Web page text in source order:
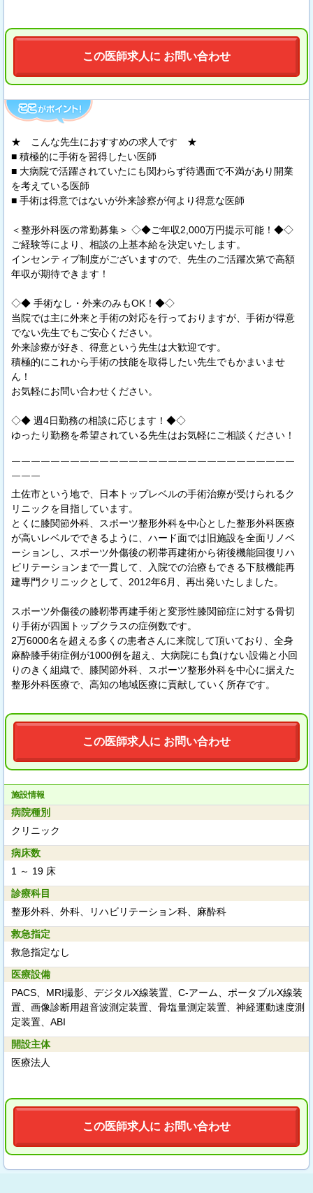
この医師求人に お問い合わせ
★ こんな先生におすすめの求人です ★
■ 積極的に手術を習得したい医師
■ 大病院で活躍されていたにも関わらず待遇面で不満があり開業
を考えている医師
■ 手術は得意ではないが外来診察が何より得意な医師
＜整形外科医の常勤募集＞ ◇◆ご年収2,000万円提示可能！◆◇
ご経験等により、相談の上基本給を決定いたします。
インセンティブ制度がございますので、先生のご活躍次第で高額
年収が期待できます！
◇◆ 手術なし・外来のみもOK！◆◇
当院では主に外来と手術の対応を行っておりますが、手術が得意
でない先生でもご安心ください。
外来診療が好き、得意という先生は大歓迎です。
積極的にこれから手術の技能を取得したい先生でもかまいませ
ん！
お気軽にお問い合わせください。
◇◆ 週4日勤務の相談に応じます！◆◇
ゆったり勤務を希望されている先生はお気軽にご相談ください！
￣￣￣￣￣￣￣￣￣￣￣￣￣￣￣￣￣￣￣￣￣￣￣￣￣￣￣￣￣
￣￣￣
土佐市という地で、日本トップレベルの手術治療が受けられるク
リニックを目指しています。
とくに膝関節外科、スポーツ整形外科を中心とした整形外科医療
が高いレベルでできるように、ハード面では旧施設を全面リノベ
ーションし、スポーツ外傷後の靭帯再建術から術後機能回復リハ
ビリテーションまで一貫して、入院での治療もできる下肢機能再
建専門クリニックとして、2012年6月、再出発いたしました。
スポーツ外傷後の膝靭帯再建手術と変形性膝関節症に対する骨切
り手術が四国トップクラスの症例数です。
2万6000名を超える多くの患者さんに来院して頂いており、全身
麻酔膝手術症例が1000例を超え、大病院にも負けない設備と小回
りのきく組織で、膝関節外科、スポーツ整形外科を中心に据えた
整形外科医療で、高知の地域医療に貢献していく所存です。
この医師求人に お問い合わせ
施設情報
病院種別
クリニック
病床数
1 ～ 19 床
診療科目
整形外科、外科、リハビリテーション科、麻酔科
救急指定
救急指定なし
医療設備
PACS、MRI撮影、デジタルX線装置、C-アーム、ポータブルX線装
置、画像診断用超音波測定装置、骨塩量測定装置、神経運動速度測
定装置、ABI
開設主体
医療法人
この医師求人に お問い合わせ